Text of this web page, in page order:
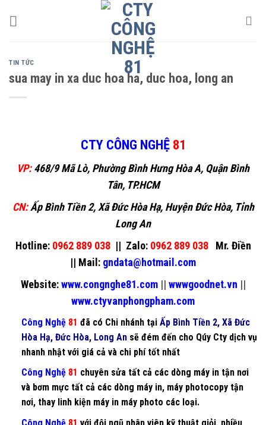
TIN TỨC
sua may in xa duc hoa ha, duc hoa, long an
CTY CÔNG NGHỆ 81
VP: 468/9 Mã Lò, Phường Bình Hưng Hòa A, Quận Bình
Tân, TP.HCM
CN: Ấp Bình Tiền 2, Xã Đức Hòa Hạ, Huyện Đức Hòa, Tỉnh
Long An
Hotline:0962 889 038 || Zalo:0962 889 038 Mr. Điền
|| Mail: gndata@hotmail.com
Website: www.congnghe81.com|| wwwgoodnet.vn ||
www.ctyvanphongpham.com
Công Nghệ81 đã có Chi nhánh tại Ấp Bình Tiền 2, Xã Đức
Hòa Hạ, Đức Hòa, Long An sẽ đém đến cho Qúy Cty dịch vụ
nhanh nhật với giá cả và chi phí tốt nhất
Công Nghệ 81 chuyên sửa tất cả các dòng máy intận nơi
và bơm mựctất cả các dòng máy in, máy photocopytận
nơi, thay linh kiện máy in máy photo các loại.